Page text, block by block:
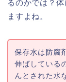
るのかでは？
ますよね。
保存水は防腐
伸ばしている
んとされた水